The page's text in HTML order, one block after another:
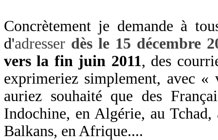
Concrètement je demande à
d'adresser dès le 15 décembre
vers la fin juin 2011, des
exprimeriez simplement, avec
auriez souhaité que des
Indochine, en Algérie, au
Balkans, en Afrique....